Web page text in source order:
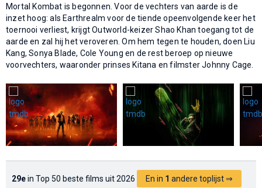
Mortal Kombat is begonnen. Voor de vechters van aarde is de
inzet hoog: als Earthrealm voor de tiende opeenvolgende keer het
toernooi verliest, krijgt Outworld-keizer Shao Khan toegang tot de
aarde en zal hij het veroveren. Om hem tegen te houden, doen Liu
Kang, Sonya Blade, Cole Young en de rest beroep op nieuwe
voorvechters, waaronder prinses Kitana en filmster Johnny Cage.
29ein Top 50 beste films uit 2026 En in 1 andere toplijst ⇒